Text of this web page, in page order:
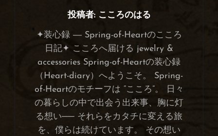
投稿者:こころのはる
✦装心録 ― Spring-of-Heartのこころ
日記✦ こころへ届ける jewelry &
accessories Spring-of-Heartの装心録
（Heart-diary）へようこそ。 Spring-
of-Heartのモチーフは “こころ”。 日々
の暮らしの中で出会う出来事、胸に灯
る想い── それらをカタチに変える旅
を、僕らは続けています。 その想い